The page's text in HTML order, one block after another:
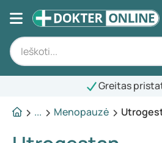
Greitas
...
Menopauzė